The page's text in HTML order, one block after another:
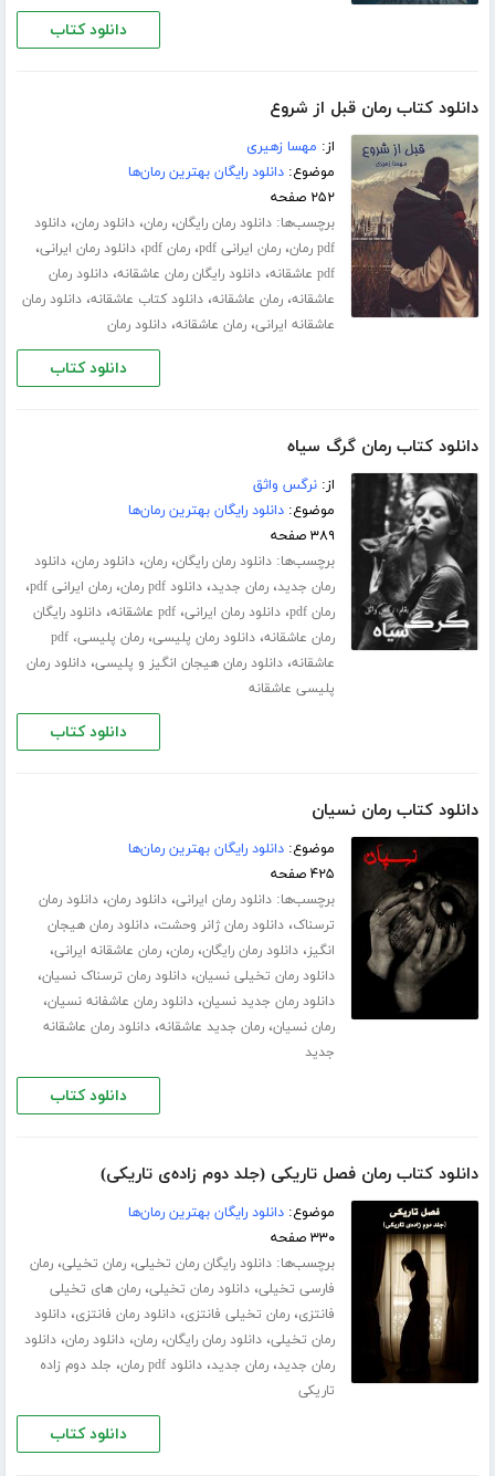
دانلود کتاب
دانلود کتاب رمان قبل از شروع
از: مهسا زهیری
موضوع:دانلود رایگان بهترین رمان‌ها
۲۵۲ صفحه
برچسب‌ها:دانلود رمان رایگان،رمان،دانلود رمان،دانلود
pdf رمان
،رمان ایرانی pdf ،رمان pdf ،دانلود رمان ایرانی،
pdf عاشقانه ،دانلود رایگان رمان عاشقانه،دانلود رمان
عاشقانه،رمان عاشقانه،دانلود کتاب عاشقانه،دانلود رمان
عاشقانه ایرانی،رمان عاشقانه،دانلود رمان
دانلود کتاب
دانلود کتاب رمان گرگ سیاه
از:نرگس واثق
موضوع:دانلود رایگان بهترین رمان‌ها
۳۸۹ صفحه
برچسب‌ها:دانلود رمان رایگان،رمان،دانلود رمان،دانلود
رمان جدید،رمان جدید،دانلود pdf رمان ،رمان ایرانی pdf ،
رمان pdf ،دانلود رمان ایرانی،pdf عاشقانه ،دانلود رایگان
رمان عاشقانه،دانلود رمان پلیسی،
رمان پلیسی، pdf
عاشقانه،دانلود رمان هیجان انگیز و پلیسی،دانلود رمان
پلیسی عاشقانه
دانلود کتاب
دانلود کتاب رمان نسیان
موضوع:دانلود رایگان بهترین رمان‌ها
۴۲۵ صفحه
برچسب‌ها:دانلود رمان ایرانی،دانلود رمان،دانلود رمان
ترسناک،دانلود رمان ژانر وحشت،دانلود رمان هیجان
انگیز،دانلود رمان رایگان،رمان،رمان عاشقانه ایرانی،
دانلود رمان تخیلی نسیان،دانلود رمان ترسناک نسیان،
دانلود رمان جدید نسیان،دانلود رمان عاشفانه نسیان،
رمان نسیان،رمان جدید عاشقانه،دانلود رمان عاشقانه
جدید
دانلود کتاب
دانلود کتاب رمان فصل تاریکی (جلد دوم زاده‌ی تاریکی)
موضوع:دانلود رایگان بهترین رمان‌ها
۳۳۰ صفحه
برچسب‌ها:دانلود رایگان رمان تخیلی،رمان تخیلی،رمان
فارسی تخیلی،دانلود رمان تخیلی،رمان های تخیلی
فانتزی،رمان تخیلی فانتزی،دانلود رمان فانتزی،دانلود
رمان تخیلی،دانلود رمان رایگان،رمان،دانلود رمان،دانلود
رمان جدید،رمان جدید،دانلود pdf رمان ، جلد دوم زاده
تاریکی
دانلود کتاب